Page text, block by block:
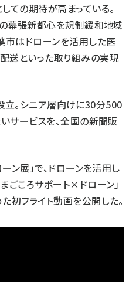
ての期待が高まっている。
幕張新都心を規制緩和地域
市はドローンを活用した医
送といった取り組みの実現
。シニア層向けに30分500
いサービスを、全国の新聞販
ン展」で、ドローンを活用し
ごころサポート×ドローン」
初フライト動画を公開した。